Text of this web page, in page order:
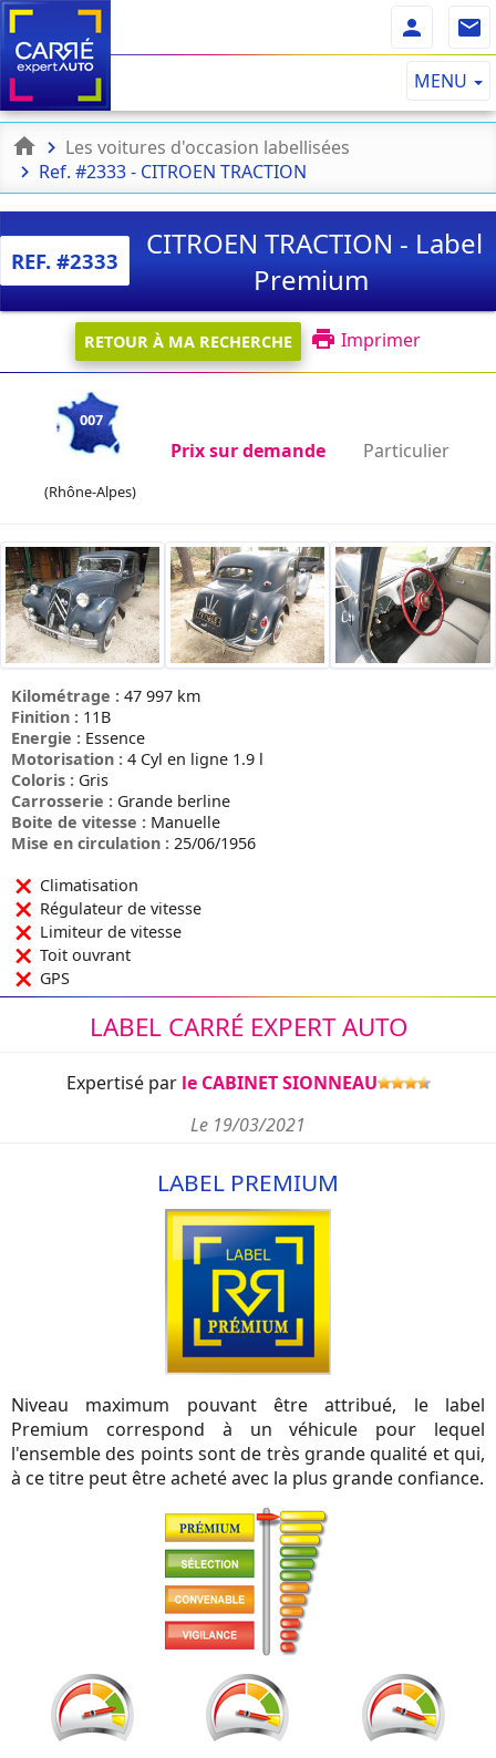
MENU
Les voitures d'occasion labellisées
Ref. #2333 - CITROEN TRACTION
REF. #2333
CITROEN TRACTION - Label
Premium
RETOUR À MA RECHERCHE Imprimer
007
(Rhône-Alpes)
Prix sur demande Particulier
Kilométrage : 47 997 km
Finition : 11B
Energie : Essence
Motorisation : 4 Cyl en ligne 1.9 l
Coloris : Gris
Carrosserie : Grande berline
Boite de vitesse : Manuelle
Mise en circulation : 25/06/1956
Climatisation
Régulateur de vitesse
Limiteur de vitesse
Toit ouvrant
GPS
LABEL CARRÉ EXPERT AUTO
Expertisé par le CABINET SIONNEAU
Le 19/03/2021
LABEL PREMIUM
Niveau maximum pouvant être attribué, le label
Premium correspond à un véhicule pour lequel
l'ensemble des points sont de très grande qualité et qui,
à ce titre peut être acheté avec la plus grande confiance.